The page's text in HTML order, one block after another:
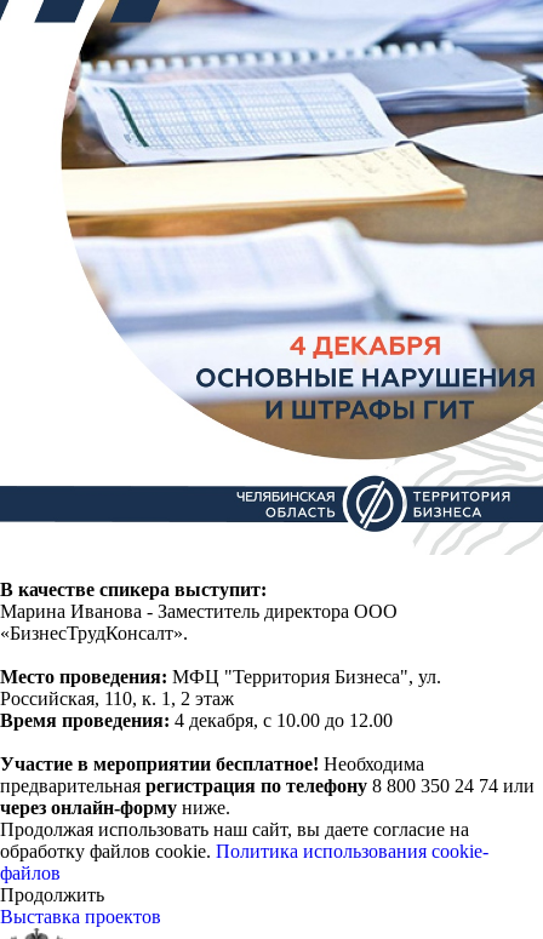
В качестве спикера выступит:
Марина Иванова - Заместитель директора ООО
«БизнесТрудКонсалт».
Место проведения: МФЦ "Территория Бизнеса", ул.
Российская, 110, к. 1, 2 этаж
Время проведения: 4 декабря, с 10.00 до 12.00
Участие в мероприятии бесплатное! Необходима
предварительная регистрация по телефону 8 800 350 24 74 или
через онлайн-форму ниже.
Продолжая использовать наш сайт, вы даете согласие на
обработку файлов cookie. Политика использования cookie-
файлов
Продолжить
Выставка проектов